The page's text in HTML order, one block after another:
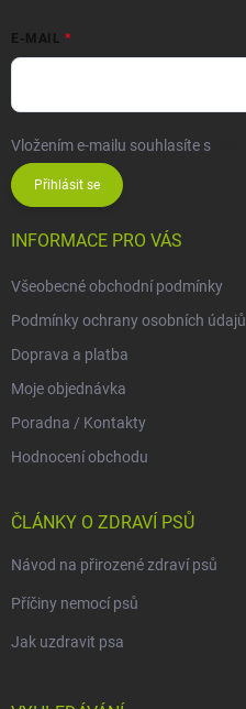
E-MAIL
Vložením e-mailu souhlasíte s
Přihlásit se
INFORMACE PRO VÁS
Všeobecné obchodní podmínky
Podmínky ochrany osobních údajů
Doprava a platba
Moje objednávka
Poradna / Kontakty
Hodnocení obchodu
ČLÁNKY O ZDRAVÍ PSŮ
Návod na přirozené zdraví psů
Příčiny nemocí psů
Jak uzdravit psa